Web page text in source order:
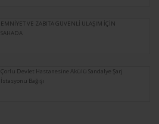
EMNİYET VE ZABITA GÜVENLİ ULAŞIM İÇİN
SAHADA
Çorlu Devlet Hastanesine Akülü Sandalye Şarj
İstasyonu Bağışı